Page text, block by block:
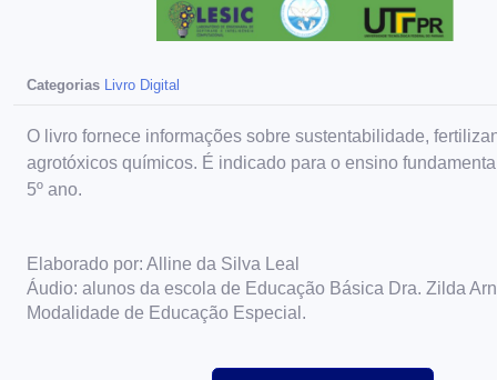
Categorias Livro Digital
O livro fornece informações sobre sustentabilidade,
agrotóxicos químicos. É indicado para o ensino
5º ano.
Elaborado por: Alline da Silva Leal
Áudio: alunos da escola de Educação Básica Dra. Zilda
Modalidade de Educação Especial.